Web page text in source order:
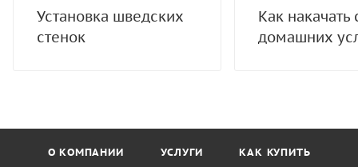
Установка шведских
стенок
Как накачать
домашних
О КОМПАНИИ УСЛУГИ КАК КУПИТЬ